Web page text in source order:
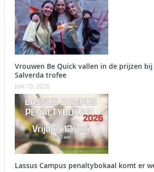
Vrouwen Be Quick vallen in de prijzen
Salverda trofee
juni 10, 2026
Lassus Campus penaltybokaal komt er